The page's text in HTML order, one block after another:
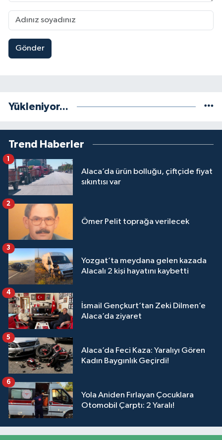
Gönder
Yükleniyor...
Trend Haberler
Alaca’da ürün bolluğu, çiftçide fiyat
sıkıntısı var
1
Ömer Pelit toprağa verilecek
2
Yozgat’ta meydana gelen kazada
Alacalı 2 kişi hayatını kaybetti
3
İsmail Gençkurt’tan Zeki Dilmen’e
Alaca’da ziyaret
4
Alaca’da Feci Kaza: Yaralıyı Gören
Kadın Baygınlık Geçirdi!
5
Yola Aniden Fırlayan Çocuklara
Otomobil Çarptı: 2 Yaralı!
6